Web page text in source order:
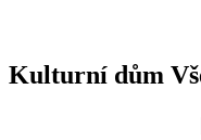
Kulturní dům